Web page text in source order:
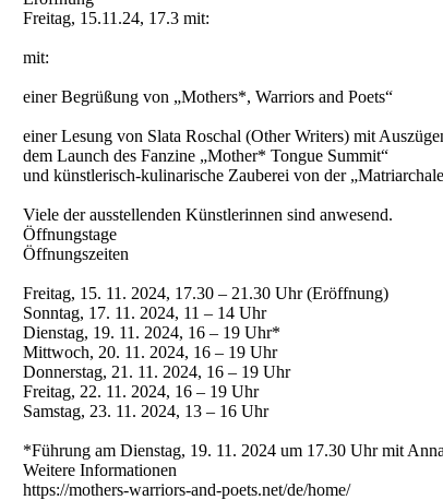
Freitag, 15.11.24, 17.3 mit:
mit:
einer Begrüßung von „Mothers*, Warriors and Poets“
einer Lesung von Slata Roschal (Other Writers) mit
dem Launch des Fanzine „Mother* Tongue Summit“
und künstlerisch-kulinarische Zauberei von der
Viele der ausstellenden Künstlerinnen sind anwesend.
Öffnungstage
Öffnungszeiten
Freitag, 15. 11. 2024, 17.30 – 21.30 Uhr (Eröffnung)
Sonntag, 17. 11. 2024, 11 – 14 Uhr
Dienstag, 19. 11. 2024, 16 – 19 Uhr*
Mittwoch, 20. 11. 2024, 16 – 19 Uhr
Donnerstag, 21. 11. 2024, 16 – 19 Uhr
Freitag, 22. 11. 2024, 16 – 19 Uhr
Samstag, 23. 11. 2024, 13 – 16 Uhr
*Führung am Dienstag, 19. 11. 2024 um 17.30 Uhr mit
Weitere Informationen
https://mothers-warriors-and-poets.net/de/home/